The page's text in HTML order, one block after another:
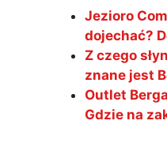
Jezioro
dojechać?
Z czego
znane jest
Outlet
Gdzie na